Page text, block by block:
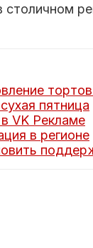
пятница
VK Рекламе
в регионе